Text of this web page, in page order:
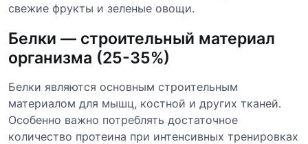
свежие фрукты и зеленые овощи.
Белки — строительный материал
организма (25-35%)
Белки являются основным строительным
материалом для мышц, костной и других тканей.
Особенно важно потреблять достаточное
количество протеина при интенсивных тренировках